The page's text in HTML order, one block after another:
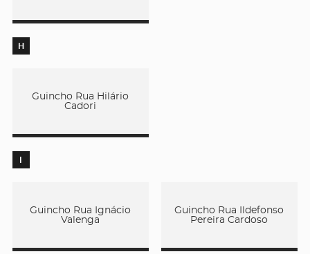
H
Guincho Rua Hilário
Cadori
I
Guincho Rua Ignácio
Valenga
Guincho Rua Ildefonso
Pereira Cardoso